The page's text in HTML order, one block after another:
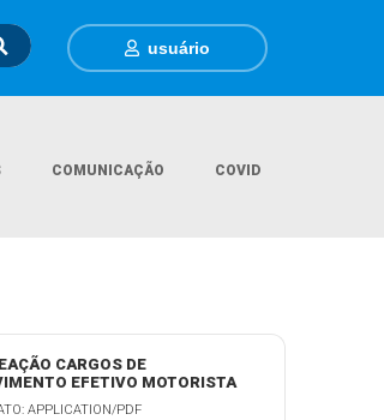
usuário
COMUNICAÇÃO COVID
CARGOS DE
EFETIVO MOTORISTA
APPLICATION/PDF